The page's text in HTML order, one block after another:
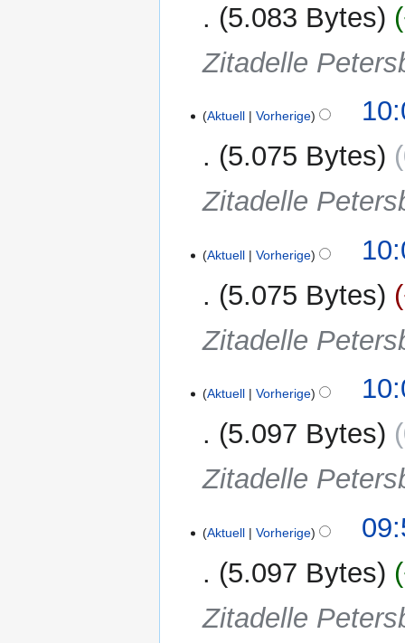
5.083 Bytes
Zitadelle
Aktuell Vorherige
5.075 Bytes
Zitadelle
Aktuell Vorherige
5.075 Bytes
Zitadelle
Aktuell Vorherige
5.097 Bytes
Zitadelle
Aktuell Vorherige
5.097 Bytes
Zitadelle